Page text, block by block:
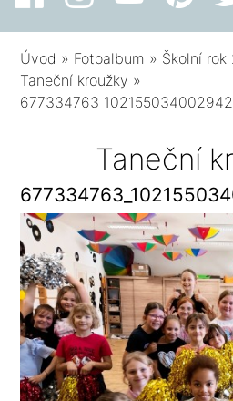
Úvod » Fotoalbum » Školní
Taneční kroužky »
Taneční